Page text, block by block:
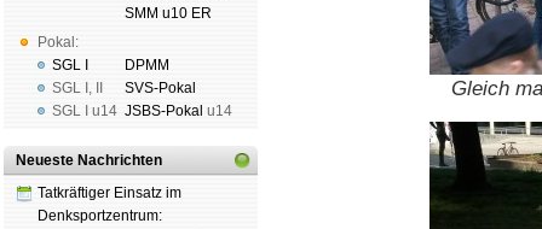
Pokal:
SGL I
SGL I ,
SGL I
u14
SMM u10 ER
DPMM
SVS-Pokal
JSBS-Pokal u14
Neueste Nachrichten
Tatkräftiger Einsatz im
Denksportzentrum:
Gleich